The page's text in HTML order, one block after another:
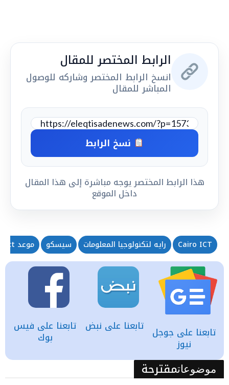
الرابط المختصر للمقال
انسخ الرابط المختصر وشاركه للوصول
المباشر للمقال
نسخ الرابط
هذا الرابط المختصر يوجه مباشرة إلى هذا المقال
داخل الموقع
Cairo ICT رايه لتكنولوجيا المعلومات سيسكو موعد cairo ict
تابعنا على فيس
بوك
تابعنا على نبض تابعنا على جوجل
نيوز
موضوعاتمقترحة